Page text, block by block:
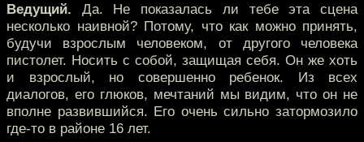
Ведущий. Да. Не показалась ли тебе эта сцена
несколько наивной? Потому, что как можно принять,
будучи взрослым человеком, от другого человека
пистолет. Носить с собой, защищая себя. Он же хоть
и взрослый, но совершенно ребенок. Из всех
диалогов, его глюков, мечтаний мы видим, что он не
вполне развившийся. Его очень сильно затормозило
где-то в районе 16 лет.